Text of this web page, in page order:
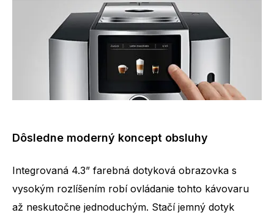
Dôsledne moderný koncept obsluhy
Integrovaná 4.3” farebná dotyková obrazovka s
vysokým rozlíšením robí ovládanie tohto kávovaru
až neskutočne jednoduchým. Stačí jemný dotyk